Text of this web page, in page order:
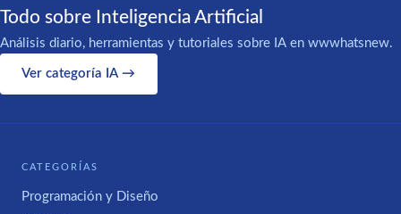
Todo sobre Inteligencia Artificial
Análisis diario, herramientas y tutoriales sobre IA en wwwhatsnew.
Ver categoría IA →
CATEGORÍAS
Programación y Diseño